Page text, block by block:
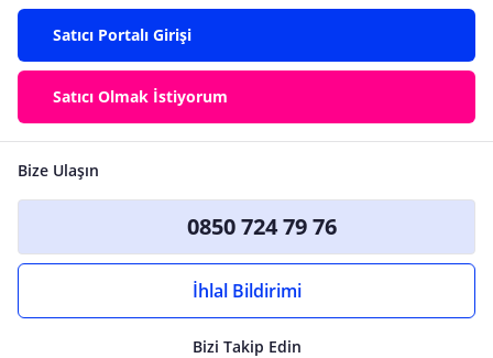
Satıcı Portalı Girişi
Satıcı Olmak İstiyorum
Bize Ulaşın
0850 724 79 76
İhlal Bildirimi
Bizi Takip Edin